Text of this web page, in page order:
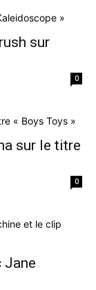
sur
0
sur le titre
0
Jane